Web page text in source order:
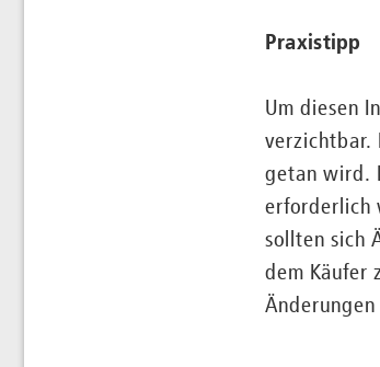
Praxistipp
Um diesen
verzichtbar.
getan wird.
erforderlich
sollten sich
dem Käufer